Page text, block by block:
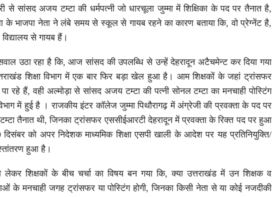
से सांसद अजय टम्टा की धर्मपत्नी जो धारचूला जुम्मा में शिक्षिका के पद पर तैनात है,
के भाजपा नेता ने लंबे समय से स्कूल से गायब रहने का कारण बताया कि, वो प्रेग्नेंट है,
से गायब हैं।
सवाल उठा रहा है कि, आज सांसद की उपलब्धि से उन्हें देहरादून अटैचमेन्ट कर दिया गया
शिक्षा विभाग में एक बार फिर बड़ा खेल हुआ है। आम शिक्षकों के जहां ट्रांसफर
पा रहे हैं, वही अल्मोड़ा से सांसद अजय टम्टा की पत्नी सोनल टम्टा का मनचाही पोस्टिंग
विभाग में हुई है । राजकीय इंटर कॉलेज जुम्मा पिथौरागढ़ में अंग्रेजी की प्रवक्ता के पद पर
तैनात थी, जिनका ट्रांसफर एससीईआरटी देहरादून में प्रवक्ता के रिक्त पद पर हुआ
को अपर निदेशक माध्यमिक शिक्षा एसपी खाली के आदेश पर यह प्रतिनियुक्ति/
हुआ है।
लेकर शिक्षकों के बीच चर्चा का विषय बन गया कि, क्या उत्तराखंड में उन शिक्षक व
के मनचाही जगह ट्रांसफर या पोस्टिंग होगी, जिनका किसी नेता से या कोई नजदीकी